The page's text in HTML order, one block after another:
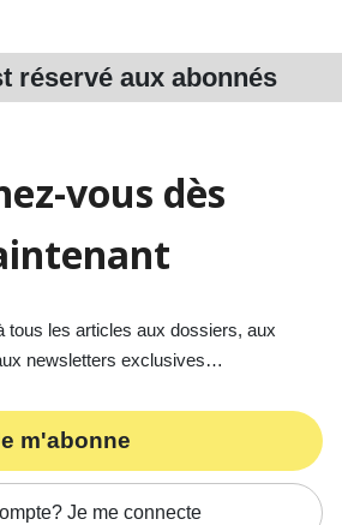
réservé auxabonnés
vous dès
tous les articles aux dossiers, aux
newsletters exclusives…
m'abonne
Je me connecte